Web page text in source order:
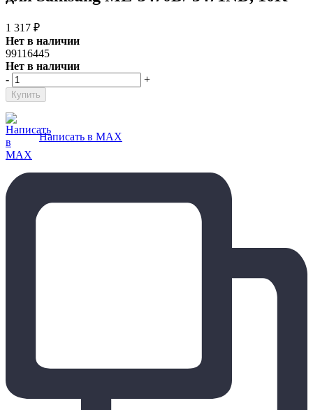
1 317 ₽
Нет в наличии
99116445
Нет в наличии
-
+
Написать в MAX